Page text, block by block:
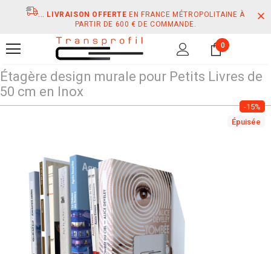
... LIVRAISON OFFERTE EN FRANCE MÉTROPOLITAINE À
PARTIR DE 600 € DE COMMANDE.
0
Étagère design murale pour Petits Livres de
50 cm en Inox
-15%
Épuisée